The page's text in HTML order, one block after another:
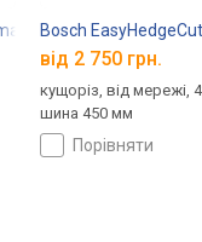
Plus
Bosch
від 2 750 грн.
кущоріз, від мережі,
шина 450 мм
порівняти